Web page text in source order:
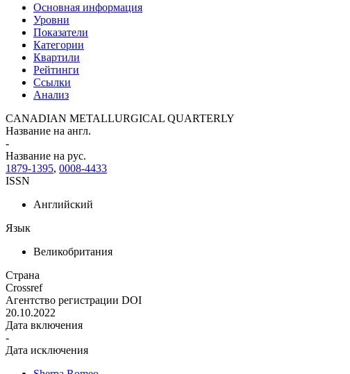
Основная информация
Уровни
Показатели
Категории
Квартили
Рейтинги
Ссылки
Анализ
CANADIAN METALLURGICAL QUARTERLY
Название на англ.
-
Название на рус.
1879-1395, 0008-4433
ISSN
Английский
Язык
Великобритания
Страна
Crossref
Агентство регистрации DOI
20.10.2022
Дата включения
-
Дата исключения